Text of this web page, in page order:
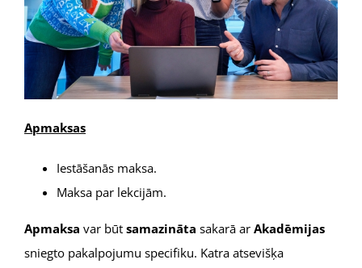
Apmaksas
Iestāšanās maksa.
Maksa par lekcijām.
Apmaksa var būt samazināta sakarā ar Akadēmijas
sniegto pakalpojumu specifiku. Katra atsevišķa